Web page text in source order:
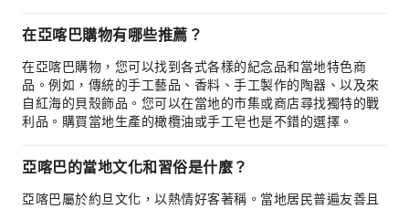
在亞喀巴購物有哪些推薦？
在亞喀巴購物，您可以找到各式各樣的紀念品和當地特色商
品。例如，傳統的手工藝品、香料、手工製作的陶器、以及來
自紅海的貝殼飾品。您可以在當地的市集或商店尋找獨特的戰
利品。購買當地生產的橄欖油或手工皂也是不錯的選擇。
亞喀巴的當地文化和習俗是什麼？
亞喀巴屬於約旦文化，以熱情好客著稱。當地居民普遍友善且